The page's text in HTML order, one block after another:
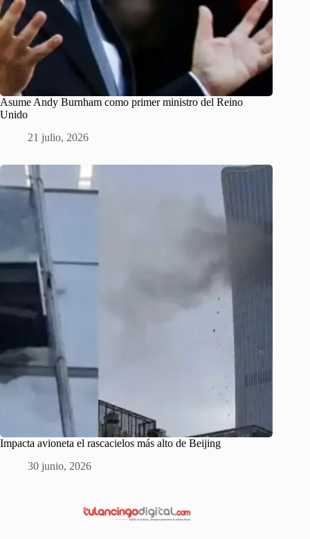
Asume Andy Burnham como primer ministro del Reino
Unido
21 julio, 2026
Impacta avioneta el rascacielos más alto de Beijing
30 junio, 2026